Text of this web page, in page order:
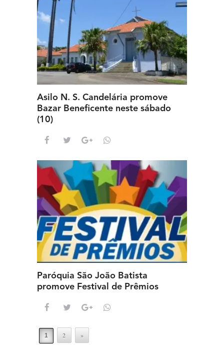
Asilo N. S. Candelária promove
Bazar Beneficente neste sábado
(10)
Paróquia São João Batista
promove Festival de Prêmios
1 2 »